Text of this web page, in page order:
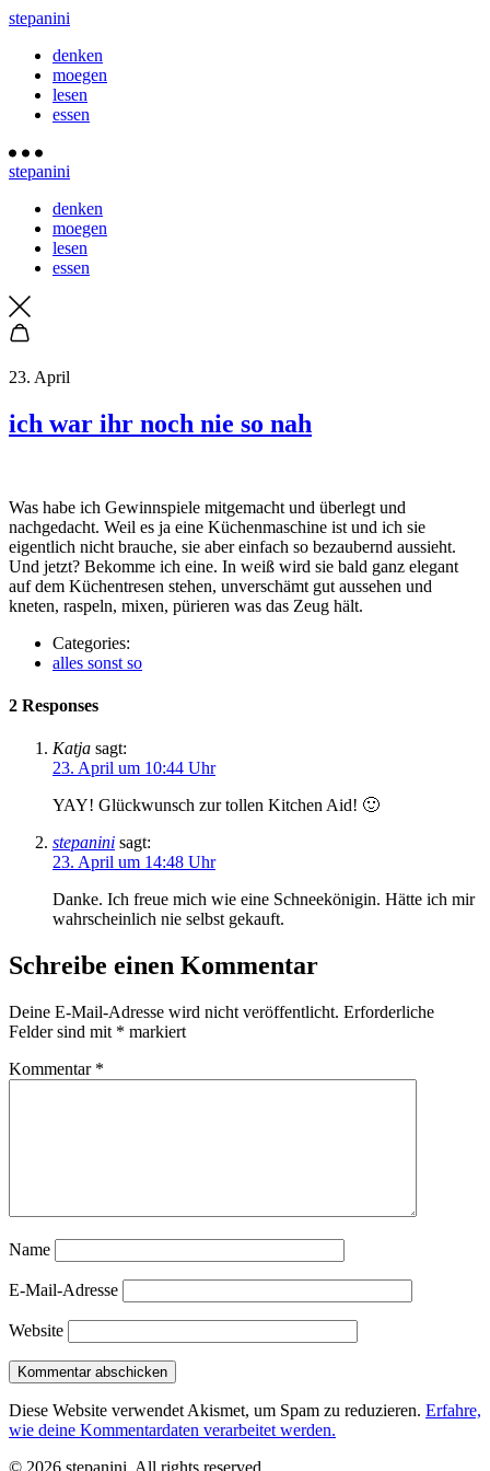
stepanini
denken
moegen
lesen
essen
stepanini
denken
moegen
lesen
essen
23. April
ich war ihr noch nie so nah
Was habe ich Gewinnspiele mitgemacht und überlegt und
nachgedacht. Weil es ja eine Küchenmaschine ist und ich sie
eigentlich nicht brauche, sie aber einfach so bezaubernd aussieht.
Und jetzt? Bekomme ich eine. In weiß wird sie bald ganz elegant
auf dem Küchentresen stehen, unverschämt gut aussehen und
kneten, raspeln, mixen, pürieren was das Zeug hält.
Categories:
alles sonst so
2 Responses
Katja sagt:
23. April um 10:44 Uhr
YAY! Glückwunsch zur tollen Kitchen Aid! 🙂
stepanini sagt:
23. April um 14:48 Uhr
Danke. Ich freue mich wie eine Schneekönigin. Hätte ich mir
wahrscheinlich nie selbst gekauft.
Schreibe einen Kommentar
Deine E-Mail-Adresse wird nicht veröffentlicht. Erforderliche
Felder sind mit * markiert
Kommentar *
Name
E-Mail-Adresse
Website
Diese Website verwendet Akismet, um Spam zu reduzieren. Erfahre,
wie deine Kommentardaten verarbeitet werden.